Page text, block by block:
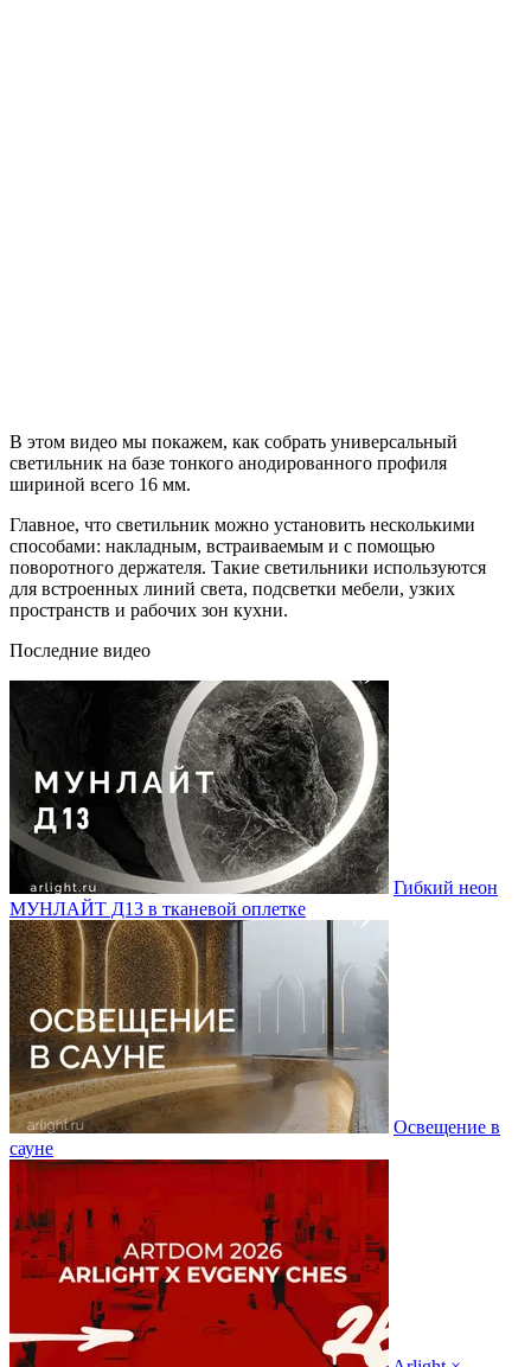
В этом видео мы покажем, как собрать универсальный
светильник на базе тонкого анодированного профиля
шириной всего 16 мм.
Главное, что светильник можно установить несколькими
способами: накладным, встраиваемым и с помощью
поворотного держателя. Такие светильники используются
для встроенных линий света, подсветки мебели, узких
пространств и рабочих зон кухни.
Последние видео
Гибкий неон
МУНЛАЙТ Д13 в тканевой оплетке
Освещение в
сауне